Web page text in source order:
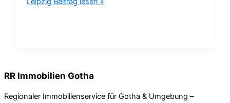
RR Immobilien Gotha
Regionaler Immobilienservice für Gotha & Umgebung –